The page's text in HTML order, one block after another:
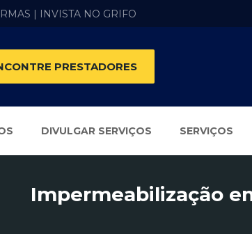
| INVISTA NO GRIFO
PRESTADORES
DIVULGAR SERVIÇOS SERVIÇOS
Impermeabilização